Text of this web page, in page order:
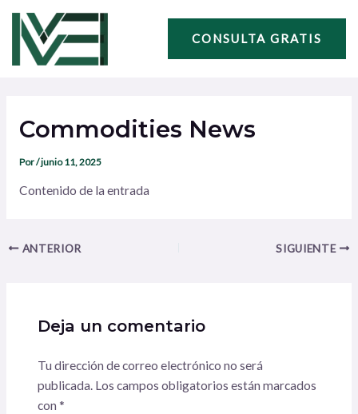
contenido
CONSULTA GRATIS
Commodities News
Por/junio 11, 2025
Contenido de la entrada
entradas
ANTERIOR SIGUIENTE
Deja un comentario
Tu dirección de correo electrónico no será
publicada. Los campos obligatorios están marcados
con *